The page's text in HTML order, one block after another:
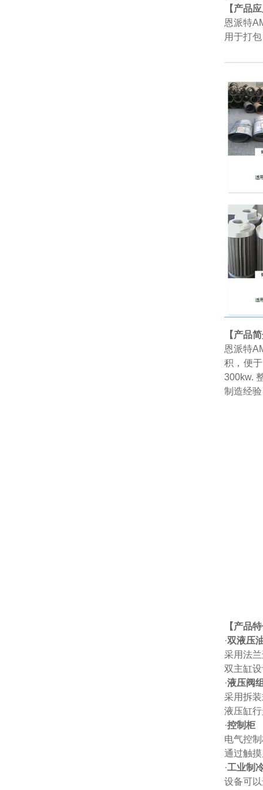
【产品
恩派特
用于打
【产品
恩派特
积，便
300kw.
制造经
【产品
·双液压
采用法
双主缸
·液压阀
采用拆
液压缸
·控制柜
电气控
通过触
·工业制
设备可